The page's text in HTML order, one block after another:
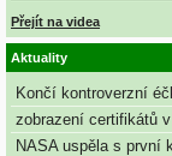
Přejít na videa
Aktuality
Končí kontroverzní
zobrazení certifikátů
NASA uspěla s první